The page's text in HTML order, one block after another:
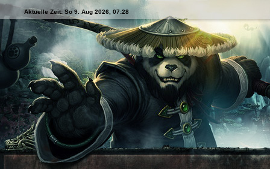
Aktuelle Zeit: So 9. Aug 2026, 07:28